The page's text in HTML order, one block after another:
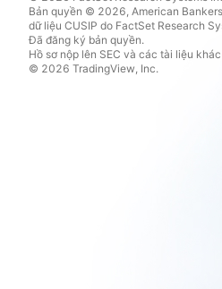
Bản quyền © 2026, American
dữ liệu CUSIP do FactSet Research
Đã đăng ký bản quyền.
Hồ sơ nộp lên SEC và các tài liệu
© 2026 TradingView, Inc.